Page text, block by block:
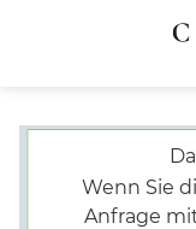
Startseite
KlinikWenn Sie
Anfrage